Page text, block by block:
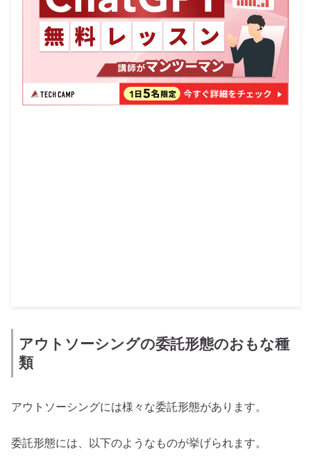
アウトソーシングの委託形態のおもな種
類
アウトソーシングには様々な委託形態があります。
委託形態には、以下のようなものが挙げられます。